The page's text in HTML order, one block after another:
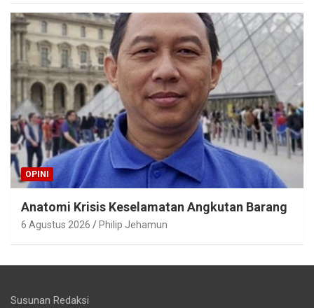
OPINI
Anatomi Krisis Keselamatan Angkutan Barang
6 Agustus 2026 Philip Jehamun
Susunan Redaksi